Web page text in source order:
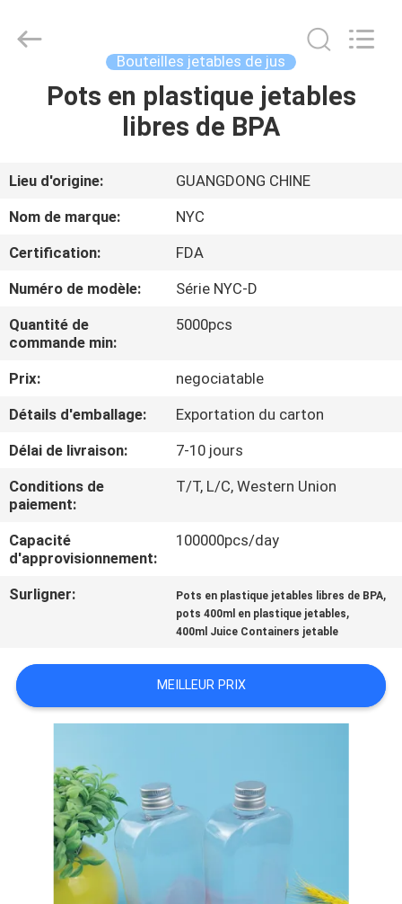
MAISON
AU
SUJET
NOUS
D'USINE
CONTRÔLE
DE
QUALITÉ
CONTACTEZ-
NOUS
CAS
PLAN
PRIVACY
Co.,Ltd..
Bouteilles jetables de jus
Pots en plastique jetables
libres de BPA
Lieu d'origine:
GUANGDONG CHINE
Nom de marque:
NYC
Certification:
FDA
Numéro de modèle:
Série NYC-D
Quantité de
commande min:
5000pcs
Prix:
negociatable
Détails d'emballage:
Exportation du carton
Délai de livraison:
7-10 jours
Conditions de
paiement:
T/T, L/C, Western Union
Capacité
d'approvisionnement:
100000pcs/day
Surligner: Pots en plastique jetables libres de BPA,
pots 400ml en plastique jetables,
400ml Juice Containers jetable
MEILLEUR PRIX